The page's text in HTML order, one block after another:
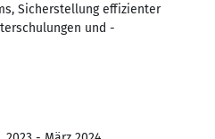
Sicherstellung effizienter
und -